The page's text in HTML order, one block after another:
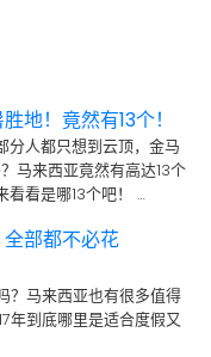
地！竟然有13个！
分人都只想到云顶，金马
马来西亚竟然有高达13个
看看是哪13个吧！ …
部都不必花
？马来西亚也有很多值得
年到底哪里是适合度假又